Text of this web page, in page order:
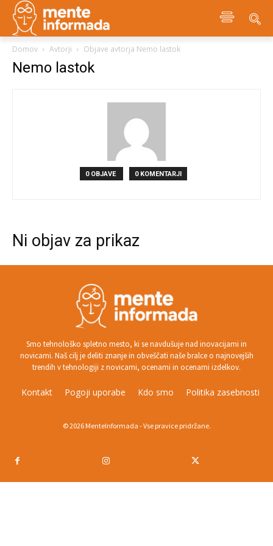
Domov Avtorji Objave avtorja Nemo lastok
Nemo lastok
0 OBJAVE 0 KOMENTARJI
Ni objav za prikaz
Smo tehnološko spletno mesto, ki se navdušuje nad inovacijami in
novicami. Naš cilj je deliti znanje in obveščati naše bralce o najnovejših
trendih v tehnologiji z novicami, ocenami in ocenami izdelkov.
Kontakt Pogoji uporabe Kdo smo Politika zasebnosti
© 2026 MenteInformada - Vse pravice pridržane.